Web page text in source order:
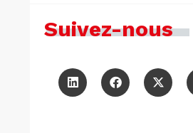
Suivez-nous